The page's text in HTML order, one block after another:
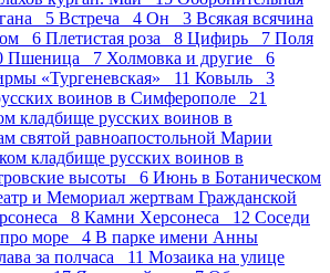
5 Встреча 4 Он 3 Всякая всячина
6 Плетистая роза 8 Цифирь 7 Поля
Пшеница 7 Холмовка и другие 6
«Тургеневская» 11 Ковыль 3
воинов в Симферополе 21
кладбище русских воинов в
святой равноапостольной Марии
кладбище русских воинов в
высоты 6 Июнь в Ботаническом
и Мемориал жертвам Гражданской
8 Камни Херсонеса 12 Соседи
море 4 В парке имени Анны
за полчаса 11 Мозаика на улице